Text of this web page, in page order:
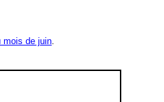
mois de juin.